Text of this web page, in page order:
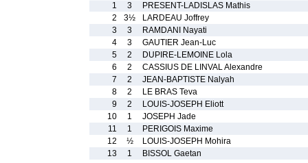
1
3
PRESENT-LADISLAS Mathis
2
3½
LARDEAU Joffrey
3
3
RAMDANI Nayati
4
3
GAUTIER Jean-Luc
5
2
DUPIRE-LEMOINE Lola
6
2
CASSIUS DE LINVAL Alexandre
7
2
JEAN-BAPTISTE Nalyah
8
2
LE BRAS Teva
9
2
LOUIS-JOSEPH Eliott
10
1
JOSEPH Jade
11
1
PERIGOIS Maxime
12
½
LOUIS-JOSEPH Mohira
13
1 BISSOL Gaetan